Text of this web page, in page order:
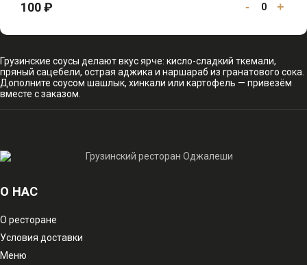
100 ₽ - 0 +
Грузинские соусы делают вкус ярче: кисло-сладкий ткемали,
пряный сацебели, острая аджика и наршараб из гранатового сока.
Дополните соусом шашлык, хинкали или картофель — привезём
вместе с заказом.
О НАС
О ресторане
Условия доставки
Меню